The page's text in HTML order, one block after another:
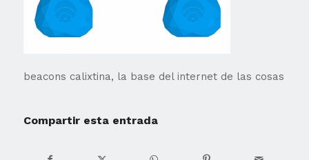
beacons calixtina, la base del internet de las cosas
Compartir esta entrada